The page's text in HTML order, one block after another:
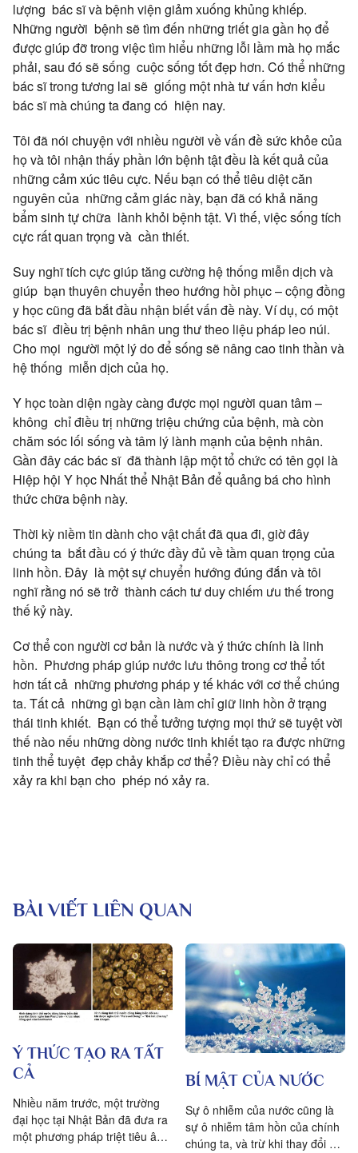
lượng bác sĩ và bệnh viện giảm xuống khủng khiếp.
Những người bệnh sẽ tìm đến những triết gia gần họ để
được giúp đỡ trong việc tìm hiểu những lỗi lầm mà họ mắc
phải, sau đó sẽ sống cuộc sống tốt đẹp hơn. Có thể những
bác sĩ trong tương lai sẽ giống một nhà tư vấn hơn kiểu
bác sĩ mà chúng ta đang có hiện nay.
Tôi đã nói chuyện với nhiều người về vấn đề sức khỏe của
họ và tôi nhận thấy phần lớn bệnh tật đều là kết quả của
những cảm xúc tiêu cực. Nếu bạn có thể tiêu diệt căn
nguyên của những cảm giác này, bạn đã có khả năng
bẩm sinh tự chữa lành khỏi bệnh tật. Vì thế, việc sống tích
cực rất quan trọng và cần thiết.
Suy nghĩ tích cực giúp tăng cường hệ thống miễn dịch và
giúp bạn thuyên chuyển theo hướng hồi phục – cộng đồng
y học cũng đã bắt đầu nhận biết vấn đề này. Ví dụ, có một
bác sĩ điều trị bệnh nhân ung thư theo liệu pháp leo núi.
Cho mọi người một lý do để sống sẽ nâng cao tinh thần và
hệ thống miễn dịch của họ.
Y học toàn diện ngày càng được mọi người quan tâm –
không chỉ điều trị những triệu chứng của bệnh, mà còn
chăm sóc lối sống và tâm lý lành mạnh của bệnh nhân.
Gần đây các bác sĩ đã thành lập một tổ chức có tên gọi là
Hiệp hội Y học Nhất thể Nhật Bản để quảng bá cho hình
thức chữa bệnh này.
Thời kỳ niềm tin dành cho vật chất đã qua đi, giờ đây
chúng ta bắt đầu có ý thức đầy đủ về tầm quan trọng của
linh hồn. Đây là một sự chuyển hướng đúng đắn và tôi
nghĩ rằng nó sẽ trở thành cách tư duy chiếm ưu thế trong
thế kỷ này.
Cơ thể con người cơ bản là nước và ý thức chính là linh
hồn. Phương pháp giúp nước lưu thông trong cơ thể tốt
hơn tất cả những phương pháp y tế khác với cơ thể chúng
ta. Tất cả những gì bạn cần làm chỉ giữ linh hồn ở trạng
thái tinh khiết. Bạn có thể tưởng tượng mọi thứ sẽ tuyệt vời
thế nào nếu những dòng nước tinh khiết tạo ra được những
tinh thể tuyệt đẹp chảy khắp cơ thể? Điều này chỉ có thể
xảy ra khi bạn cho phép nó xảy ra.
BÀI VIẾT LIÊN QUAN
Ý THỨC TẠO RA TẤT
CẢ
Nhiều năm trước, một trường
đại học tại Nhật Bản đã đưa ra
một phương pháp triệt tiêu âm
BÍ MẬT CỦA NƯỚC
Sự ô nhiễm của nước cũng là
sự ô nhiễm tâm hồn của chính
chúng ta, và trừ khi thay đổi ý